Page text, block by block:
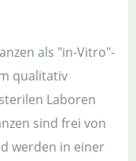
als "in-Vitro"-
qualitativ
Laboren
sind frei von
werden in einer